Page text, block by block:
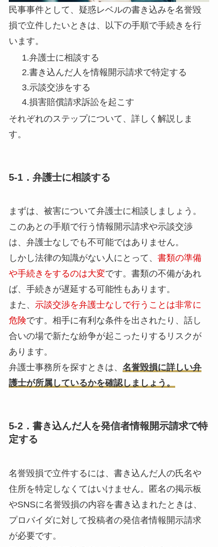
民事事件として、疑惑レベルの書き込みを名誉毀
損で立件したいときは、以下の手順で手続きを行
います。
1.弁護士に相談する
2.書き込んだ人を情報開示請求で特定する
3.示談交渉をする
4.損害賠償請求訴訟を起こす
それぞれのステップについて、詳しく解説しま
す。
5-1．弁護士に相談する
まずは、被害について弁護士に相談しましょう。
このあとの手順で行う情報開示請求や示談交渉
は、弁護士なしでも不可能ではありません。
しかし法律の知識がない人にとって、 書類の準備
や手続きをするのは大変です。書類の不備があれ
ば、手続きが遅延する可能性もあります。
また、 示談交渉を弁護士なしで行うことは非常に
危険です。相手に有利な条件を出されたり、話し
合いの場で新たな紛争が起こったりするリスクが
あります。
弁護士事務所を探すときは、 名誉毀損に詳しい弁
護士が所属しているかを確認しましょう。
5-2．書き込んだ人を発信者情報開示請求で特
定する
名誉毀損で立件するには、書き込んだ人の氏名や
住所を特定しなくてはいけません。匿名の掲示板
やSNSに名誉毀損の内容を書き込まれたときは、
プロバイダに対して投稿者の発信者情報開示請求
が必要です。